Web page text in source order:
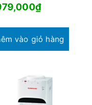
₫
vào giỏ hàng